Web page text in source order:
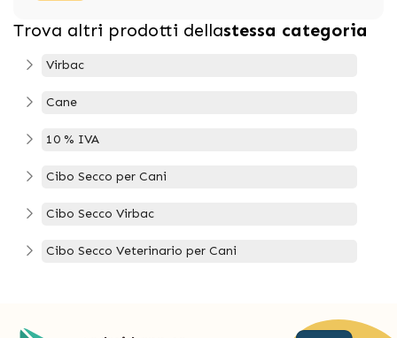
Trova altri prodotti dellastessa categoria
Virbac
Cane
10 % IVA
Cibo Secco per Cani
Cibo Secco Virbac
Cibo Secco Veterinario per Cani